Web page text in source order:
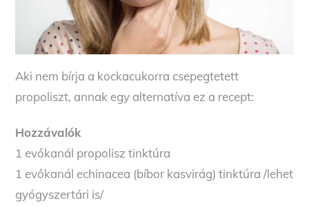
Aki nem bírja a kockacukorra csepegtetett
propoliszt, annak egy alternatíva ez a recept:
Hozzávalók
1 evőkanál propolisz tinktúra
1 evőkanál echinacea (bíbor kasvirág) tinktúra /lehet
gyógyszertári is/